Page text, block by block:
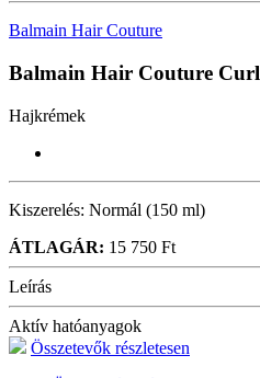
Balmain Hair Couture
Balmain Hair Couture Curl
Hajkrémek
Kiszerelés: Normál (150 ml)
ÁTLAGÁR: 15 750 Ft
Leírás
Aktív hatóanyagok
Összetevők részletesen